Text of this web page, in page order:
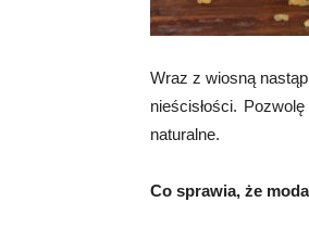
Wraz z wiosną
nieścisłości.
naturalne.
Co sprawia, że